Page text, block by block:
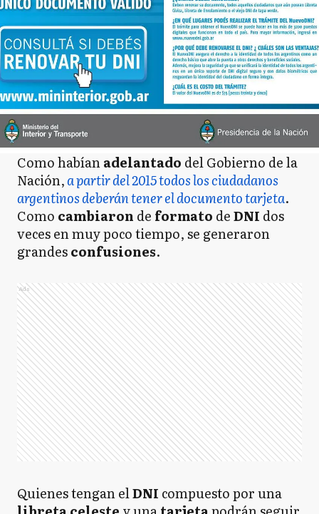
Como habíanadelantado del Gobierno de la
Nación,a partir del 2015 todos los ciudadanos
argentinos deberán tener el documento tarjeta.
Como cambiaron de formato deDNI dos
veces en muy poco tiempo, se generaron
grandesconfusiones.
Ads
Quienes tengan elDNI compuesto por una